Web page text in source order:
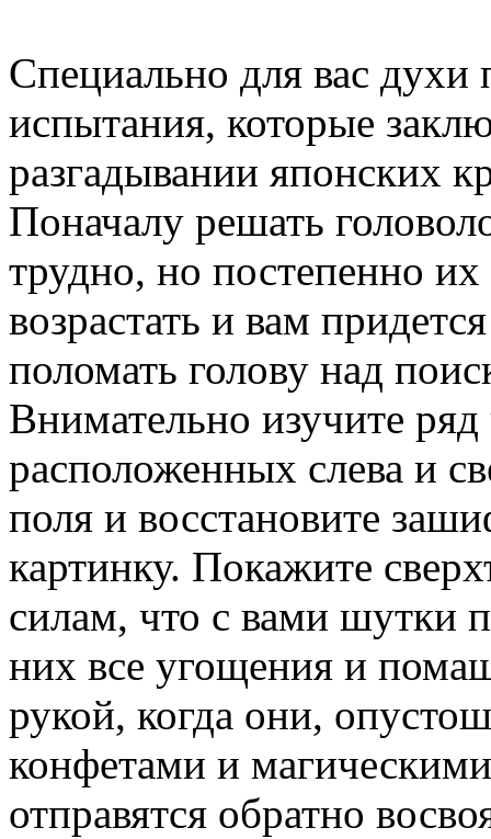
Специально для вас духи
испытания, которые
разгадывании японских
Поначалу решать
трудно, но постепенно
возрастать и вам
поломать голову над
Внимательно изучите ряд
расположенных слева и
поля и восстановите
картинку. Покажите
силам, что с вами шутки
них все угощения и
рукой, когда они,
конфетами и
отправятся обратно